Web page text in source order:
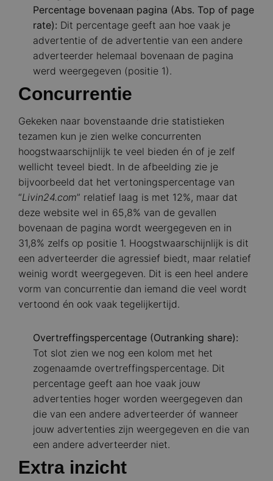
Percentage bovenaan pagina (Abs. Top of page
rate): Dit percentage geeft aan hoe vaak je
advertentie of de advertentie van een andere
adverteerder helemaal bovenaan de pagina
werd weergegeven (positie 1).
Concurrentie
Gekeken naar bovenstaande drie statistieken
tezamen kun je zien welke concurrenten
hoogstwaarschijnlijk te veel bieden én of je zelf
wellicht teveel biedt. In de afbeelding zie je
bijvoorbeeld dat het vertoningspercentage van
“Livin24.com” relatief laag is met 12%, maar dat
deze website wel in 65,8% van de gevallen
bovenaan de pagina wordt weergegeven en in
31,8% zelfs op positie 1. Hoogstwaarschijnlijk is dit
een adverteerder die agressief biedt, maar relatief
weinig wordt weergegeven. Dit is een heel andere
vorm van concurrentie dan iemand die veel wordt
vertoond én ook vaak tegelijkertijd.
Overtreffingspercentage (Outranking share):
Tot slot zien we nog een kolom met het
zogenaamde overtreffingspercentage. Dit
percentage geeft aan hoe vaak jouw
advertenties hoger worden weergegeven dan
die van een andere adverteerder óf wanneer
jouw advertenties zijn weergegeven en die van
een andere adverteerder niet.
Extra inzicht